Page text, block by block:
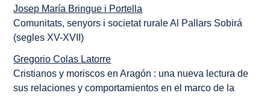
Josep María Bringue i Portella
Comunitats, senyors i societat rurale Al Pallars Sobirá
(segles XV-XVII)
Gregorio Colas Latorre
Cristianos y moriscos en Aragón : una nueva lectura de
sus relaciones y comportamientos en el marco de la